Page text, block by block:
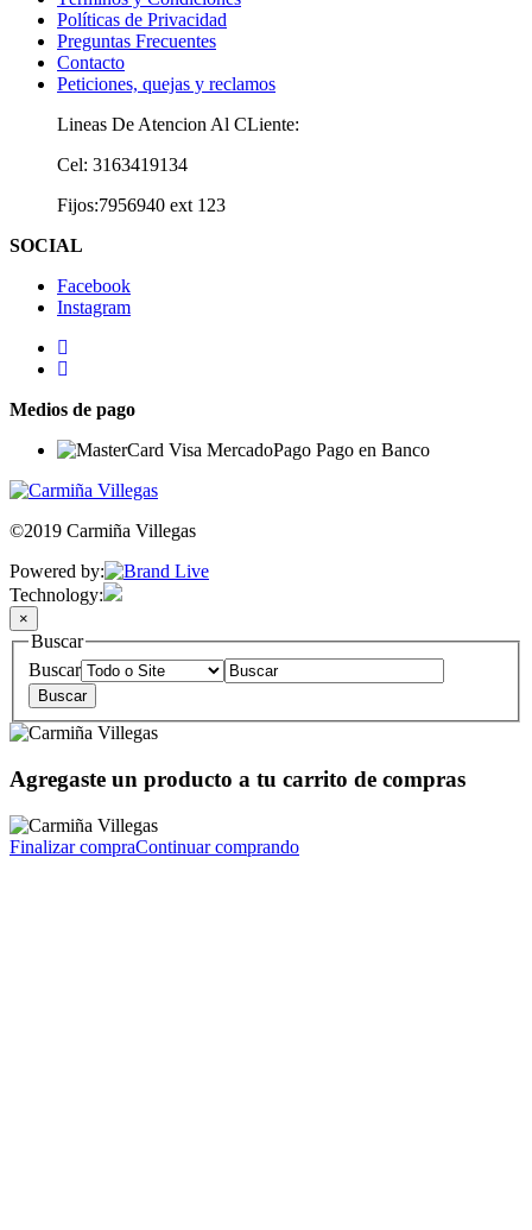
Políticas de Privacidad
Preguntas Frecuentes
Contacto
Peticiones, quejas y reclamos
Lineas De Atencion Al CLiente:
Cel: 3163419134
Fijos:7956940 ext 123
SOCIAL
Facebook
Instagram
Medios de pago
©2019 Carmiña Villegas
Powered by:
Technology:
×
Buscar
Buscar
Agregaste un producto a tu carrito de compras
Finalizar compraContinuar comprando